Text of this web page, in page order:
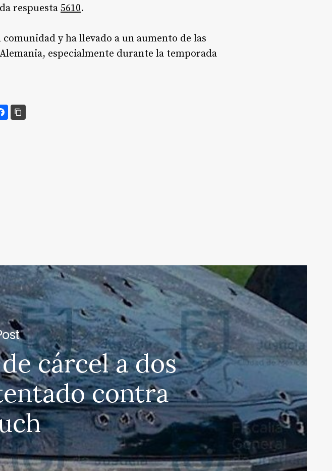
respuesta5610.
y ha llevado a un aumento de las
especialmente durante la temporada
cárcel a dos
contra